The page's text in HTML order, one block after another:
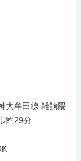
大牟田線 雑餉隈
約29分